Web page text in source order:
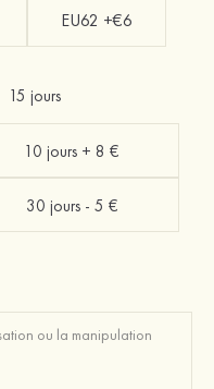
EU62 +€6
15 jours
10 jours + 8 €
30 jours - 5 €